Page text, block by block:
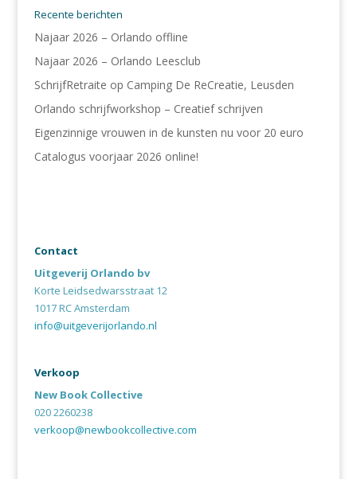
Recente berichten
Najaar 2026 – Orlando offline
Najaar 2026 – Orlando Leesclub
SchrijfRetraite op Camping De ReCreatie, Leusden
Orlando schrijfworkshop – Creatief schrijven
Eigenzinnige vrouwen in de kunsten nu voor 20 euro
Catalogus voorjaar 2026 online!
Contact
Uitgeverij Orlando bv
Korte Leidsedwarsstraat 12
1017 RC Amsterdam
info@uitgeverijorlando.nl
Verkoop
New Book Collective
020 2260238
verkoop@newbookcollective.com